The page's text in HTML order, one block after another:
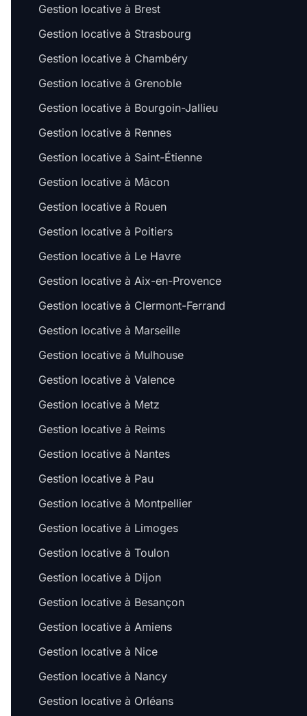
Gestion locative à Brest
Gestion locative à Strasbourg
Gestion locative à Chambéry
Gestion locative à Grenoble
Gestion locative à Bourgoin-Jallieu
Gestion locative à Rennes
Gestion locative à Saint-Étienne
Gestion locative à Mâcon
Gestion locative à Rouen
Gestion locative à Poitiers
Gestion locative à Le Havre
Gestion locative à Aix-en-Provence
Gestion locative à Clermont-Ferrand
Gestion locative à Marseille
Gestion locative à Mulhouse
Gestion locative à Valence
Gestion locative à Metz
Gestion locative à Reims
Gestion locative à Nantes
Gestion locative à Pau
Gestion locative à Montpellier
Gestion locative à Limoges
Gestion locative à Toulon
Gestion locative à Dijon
Gestion locative à Besançon
Gestion locative à Amiens
Gestion locative à Nice
Gestion locative à Nancy
Gestion locative à Orléans